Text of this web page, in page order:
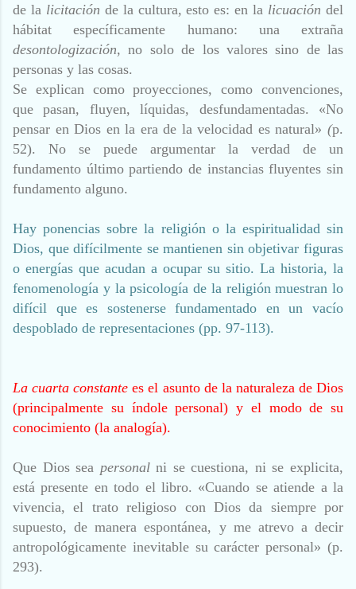
de la licitación de la cultura, esto es: en la licuacióndel
hábitat específicamente humano: una extraña
desontologización, no solo de los valores sino de las
personas y las cosas.
Se explican como proyecciones, como convenciones,
que pasan, fluyen, líquidas, desfundamentadas. «No
pensar en Dios en la era de la velocidad es natural» (p.
52). No se puede argumentar la verdad de un
fundamento último partiendo de instancias fluyentes sin
fundamento alguno.
Hay ponencias sobre la religión o la espiritualidad sin
Dios, que difícilmente se mantienen sin objetivar figuras
o energías que acudan a ocupar su sitio. La historia, la
fenomenología y la psicología de la religión muestran lo
difícil que es sostenerse fundamentado en un vacío
despoblado de representaciones (pp. 97-113).
La cuarta constantees el asunto de la naturaleza de Dios
(principalmente su índole personal) y el modo de su
conocimiento (la analogía).
Que Dios sea personalni se cuestiona, ni se explicita,
está presente en todo el libro. «Cuando se atiende a la
vivencia, el trato religioso con Dios da siempre por
supuesto,de manera espontánea, y me atrevo a decir
antropológicamente inevitable su carácter personal» (p.
293).